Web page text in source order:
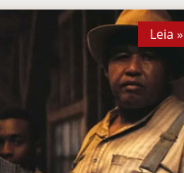
Leia »